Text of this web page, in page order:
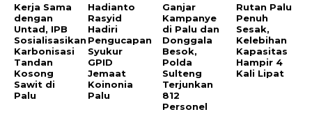
Kerja Sama
dengan
Untad, IPB
Sosialisasikan
Karbonisasi
Tandan
Kosong
Sawit di
Palu
Hadianto
Rasyid
Hadiri
Pengucapan
Syukur
GPID
Jemaat
Koinonia
Palu
Ganjar
Kampanye
di Palu dan
Donggala
Besok,
Polda
Sulteng
Terjunkan
812
Personel
Rutan Palu
Penuh
Sesak,
Kelebihan
Kapasitas
Hampir 4
Kali Lipat